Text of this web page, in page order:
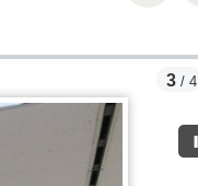
3 / 4